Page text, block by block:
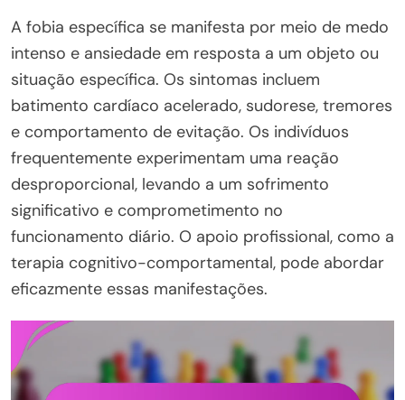
A fobia específica se manifesta por meio de medo
intenso e ansiedade em resposta a um objeto ou
situação específica. Os sintomas incluem
batimento cardíaco acelerado, sudorese, tremores
e comportamento de evitação. Os indivíduos
frequentemente experimentam uma reação
desproporcional, levando a um sofrimento
significativo e comprometimento no
funcionamento diário. O apoio profissional, como a
terapia cognitivo-comportamental, pode abordar
eficazmente essas manifestações.